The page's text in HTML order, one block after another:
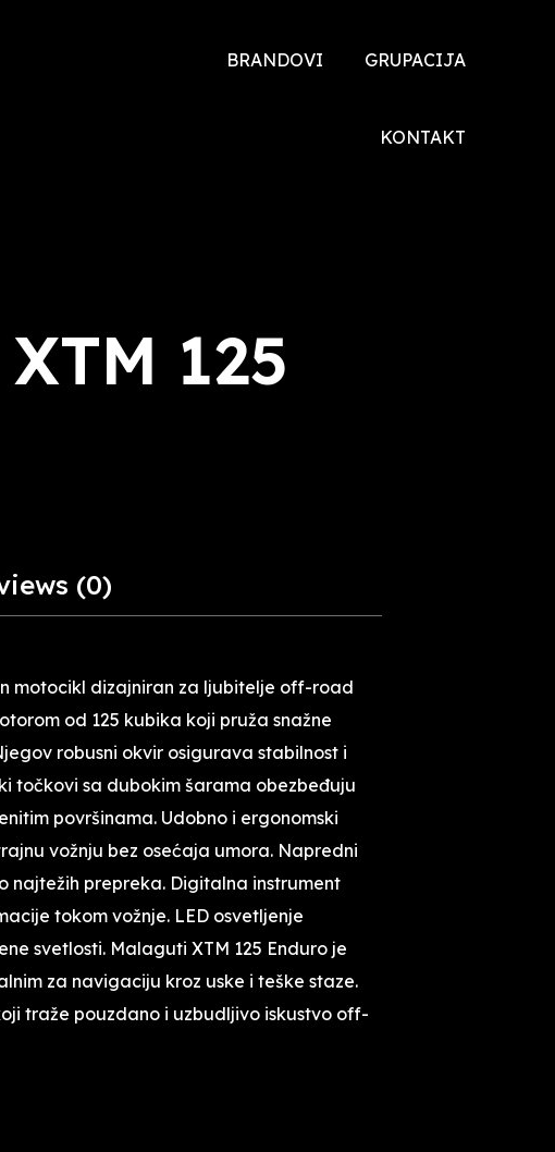
BRANDOVI
HONDA
GRUPACIJA
KONTAKT
125
(0)
motocikl dizajniran za ljubitelje off-road
od 125 kubika koji pruža snažne
robusni okvir osigurava stabilnost i
točkovi sa dubokim šarama obezbeđuju
površinama. Udobno i ergonomski
vožnju bez osećaja umora. Napredni
najtežih prepreka. Digitalna instrument
tokom vožnje. LED osvetljenje
svetlosti. Malaguti XTM 125 Enduro je
za navigaciju kroz uske i teške staze.
traže pouzdano i uzbudljivo iskustvo off-